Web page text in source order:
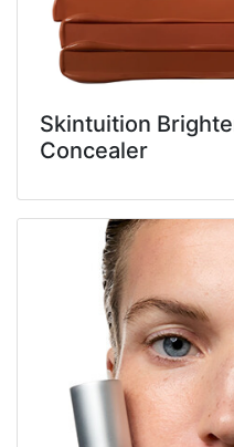
Skintuition
Concealer